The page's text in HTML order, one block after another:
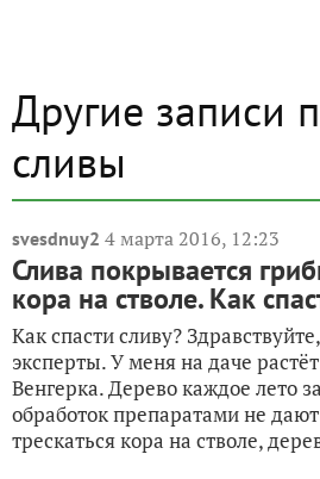
Другие записи
сливы
svesdnuy2 4 марта 2016, 12:23
Слива покрывается
кора на стволе. Как
Как спасти сливу?
эксперты. У меня на даче
Венгерка. Дерево каждое лето
обработок препаратами не
трескаться кора на стволе,